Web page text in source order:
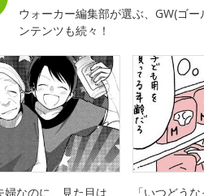
ウォーカー編集部が選ぶ、GW(ゴ
ンテンツも続々！
婦なのに、見た目は 「いつどう